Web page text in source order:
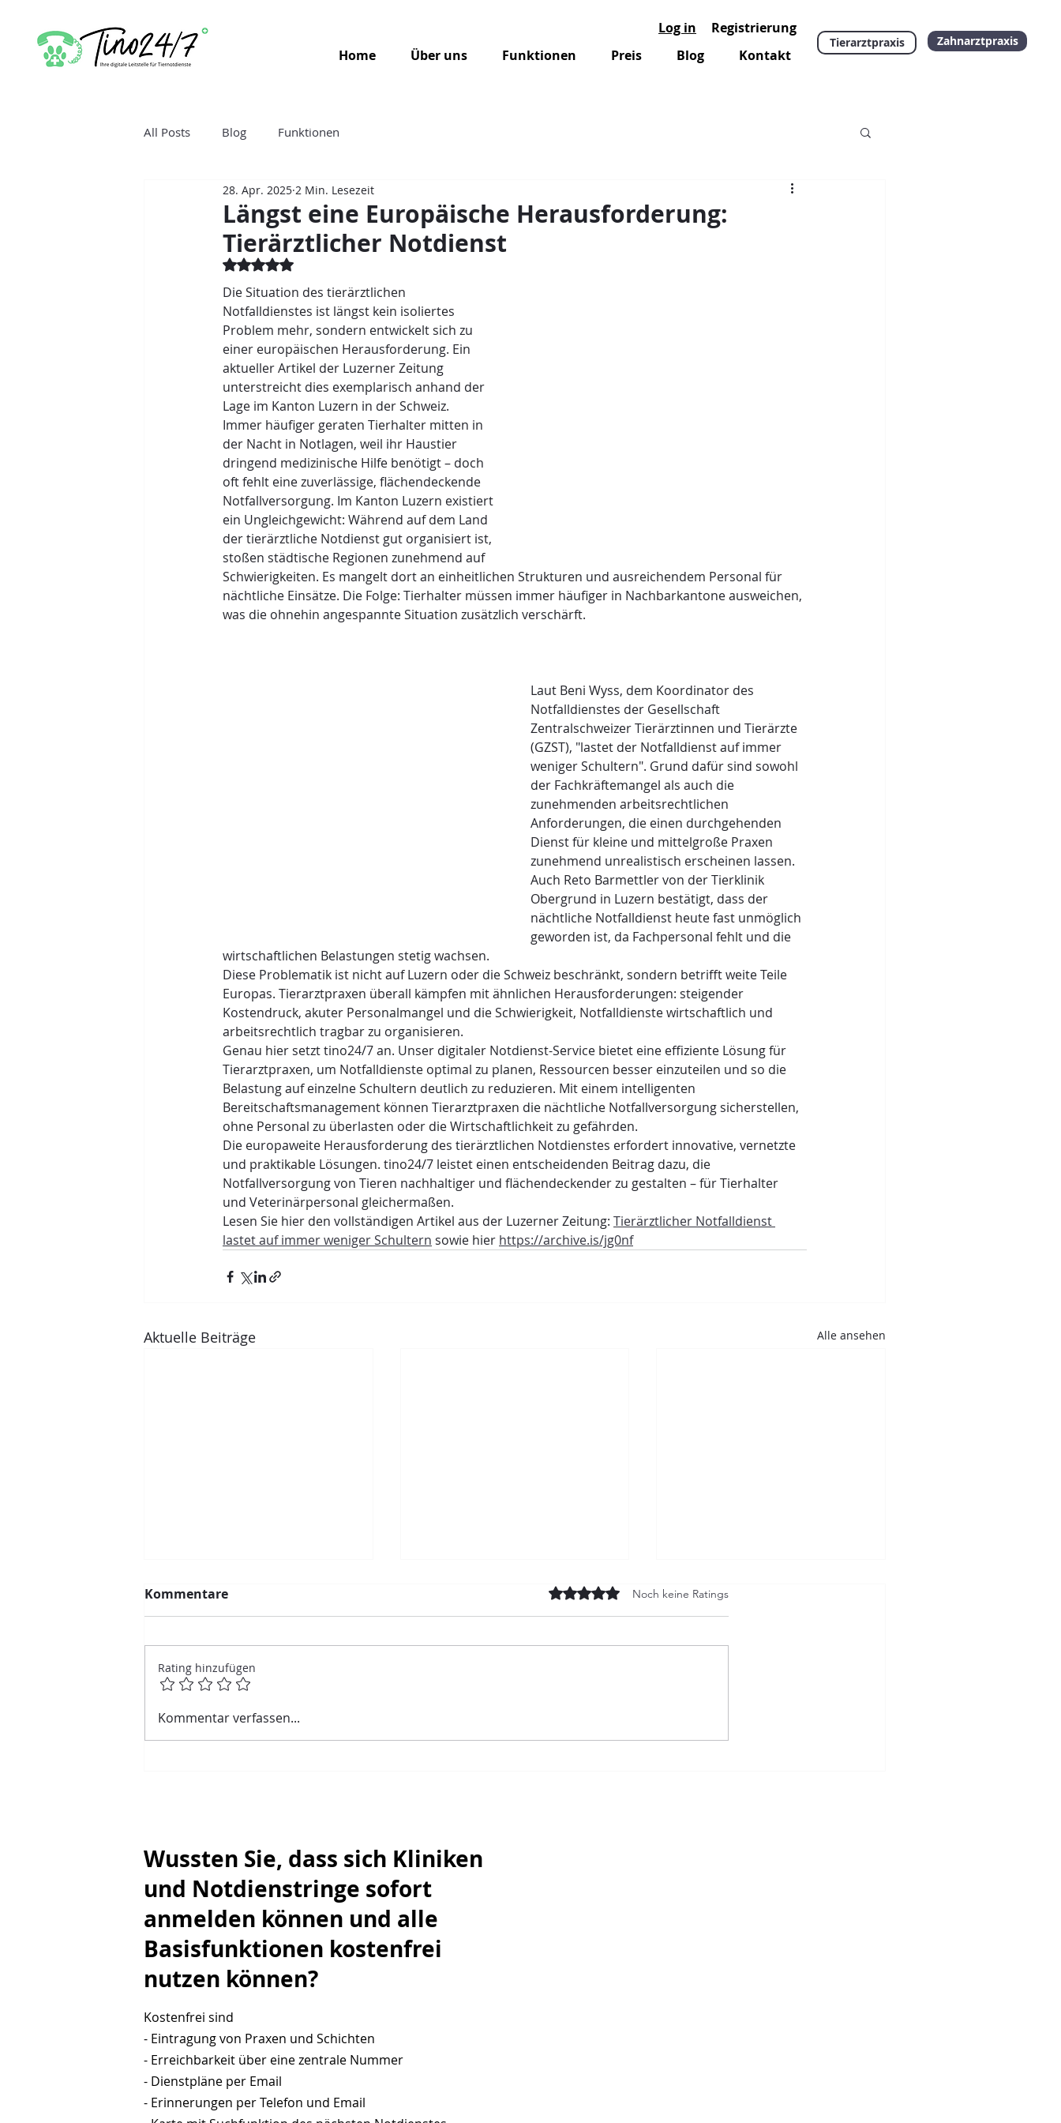
Log in
Registrierung
Home
Über uns Funktionen Preis Blog Kontakt
Tierarztpraxis Zahnarztpraxis
All Posts Blog Funktionen
Längst eine Europäische Herausforderung:
Tierärztlicher Notdienst
28. Apr. 2025 2 Min. Lesezeit
Mit NaN von 5 Sternen bewertet.
Die Situation des tierärztlichen
Notfalldienstes ist längst kein isoliertes
Problem mehr, sondern entwickelt sich zu
einer europäischen Herausforderung. Ein
aktueller Artikel der Luzerner Zeitung
unterstreicht dies exemplarisch anhand der
Lage im Kanton Luzern in der Schweiz.
Immer häufiger geraten Tierhalter mitten in
der Nacht in Notlagen, weil ihr Haustier
dringend medizinische Hilfe benötigt – doch
oft fehlt eine zuverlässige, flächendeckende
Notfallversorgung. Im Kanton Luzern existiert
ein Ungleichgewicht: Während auf dem Land
der tierärztliche Notdienst gut organisiert ist,
stoßen städtische Regionen zunehmend auf
Schwierigkeiten. Es mangelt dort an einheitlichen Strukturen und ausreichendem Personal für
nächtliche Einsätze. Die Folge: Tierhalter müssen immer häufiger in Nachbarkantone ausweichen,
was die ohnehin angespannte Situation zusätzlich verschärft.
Laut Beni Wyss, dem Koordinator des
Notfalldienstes der Gesellschaft
Zentralschweizer Tierärztinnen und Tierärzte
(GZST), "lastet der Notfalldienst auf immer
weniger Schultern". Grund dafür sind sowohl
der Fachkräftemangel als auch die
zunehmenden arbeitsrechtlichen
Anforderungen, die einen durchgehenden
Dienst für kleine und mittelgroße Praxen
zunehmend unrealistisch erscheinen lassen.
Auch Reto Barmettler von der Tierklinik
Obergrund in Luzern bestätigt, dass der
nächtliche Notfalldienst heute fast unmöglich
geworden ist, da Fachpersonal fehlt und die
wirtschaftlichen Belastungen stetig wachsen.
Diese Problematik ist nicht auf Luzern oder die Schweiz beschränkt, sondern betrifft weite Teile
Europas. Tierarztpraxen überall kämpfen mit ähnlichen Herausforderungen: steigender
Kostendruck, akuter Personalmangel und die Schwierigkeit, Notfalldienste wirtschaftlich und
arbeitsrechtlich tragbar zu organisieren.
Genau hier setzt tino24/7 an. Unser digitaler Notdienst-Service bietet eine effiziente Lösung für
Tierarztpraxen, um Notfalldienste optimal zu planen, Ressourcen besser einzuteilen und so die
Belastung auf einzelne Schultern deutlich zu reduzieren. Mit einem intelligenten
Bereitschaftsmanagement können Tierarztpraxen die nächtliche Notfallversorgung sicherstellen,
ohne Personal zu überlasten oder die Wirtschaftlichkeit zu gefährden.
Die europaweite Herausforderung des tierärztlichen Notdienstes erfordert innovative, vernetzte
und praktikable Lösungen. tino24/7 leistet einen entscheidenden Beitrag dazu, die
Notfallversorgung von Tieren nachhaltiger und flächendeckender zu gestalten – für Tierhalter
und Veterinärpersonal gleichermaßen.
Lesen Sie hier den vollständigen Artikel aus der Luzerner Zeitung: Tierärztlicher Notfalldienst
lastet auf immer weniger Schultern sowie hier https://archive.is/jg0nf
Aktuelle Beiträge Alle ansehen
Umsatz, Bindung und
weniger Bürokratie:
Zwischen neuer GOT,
Warum der
Kommentare Mit 0 von 5 Sternen bewertet.
Noch keine Ratings
Rating hinzufügen
Kommentar verfassen...
Support
Wussten Sie, dass sich Kliniken
und Notdienstringe sofort
anmelden können und alle
Basisfunktionen kostenfrei
nutzen können?
Kostenfrei sind
- Eintragung von Praxen und Schichten
- Erreichbarkeit über eine zentrale Nummer
- Dienstpläne per Email
- Erinnerungen per Telefon und Email